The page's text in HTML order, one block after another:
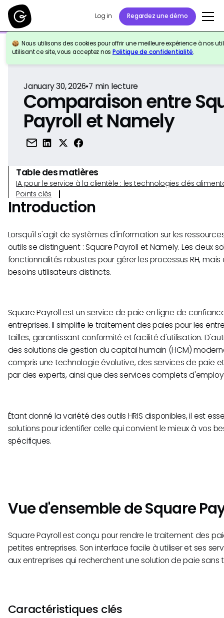
Log in Regardez une démo
Nous utilisons des cookies pour offrir une meilleure expérience à nos
utilisant ce site, vous acceptez nos Politique de confidentialité.
Retour à la référence
January 30, 2026•7 min lecture
Comparaison entre
Payroll et Namely
Table des matières
IA pour le service à la clientèle : les technologies clés
Points clés
Introduction
Lorsqu'il s'agit de systèmes d'information sur les
outils se distinguent : Square Payroll et Namely. Les deux
fonctionnalités robustes pour gérer les processus RH,
besoins utilisateurs distincts.
Square Payroll est un service de paie en ligne de
entreprises. Il simplifie le traitement des paies pour les
tailles, garantissant conformité et facilité d'utilisation.
des solutions de gestion du capital humain (HCM)
compris une technologie évolutive, des services de paie
par des experts, ainsi que des services complets
Étant donné la variété des outils HRIS disponibles, il est
solutions pour identifier celle qui convient le mieux à vos
spécifiques.
Vue d'ensemble de Square
Square Payroll est conçu pour rendre le traitement des
petites entreprises. Son interface facile à utiliser et ses
aux entreprises qui recherchent une solution de paie sans
Caractéristiques clés